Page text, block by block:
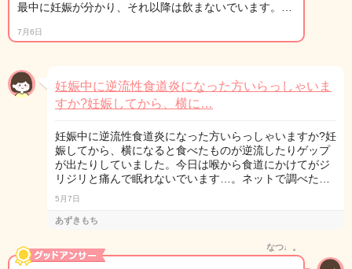
最中に妊娠が分かり、それ以降は飲まないでいます。…
7月6日
妊娠中に逆流性食道炎になった方いらっしゃいま
すか?妊娠してから、横に…
妊娠中に逆流性食道炎になった方いらっしゃいますか?妊
娠してから、横になると食べたものが逆流したりゲップ
が出たりしていました。今日は喉から食道にかけてがジ
リジリと痛んで眠れないでいます…。ネットで調べた…
5月7日
あずきもち
なつ♩。